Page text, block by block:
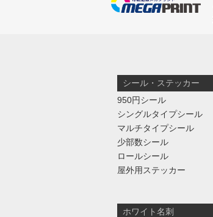
シール・ステッカー
950円シール
シングルタイプシール
マルチタイプシール
少部数シール
ロールシール
屋外用ステッカー
ホワイト名刺